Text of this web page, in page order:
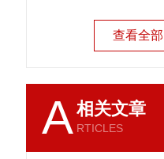
查看全部
A相关文章
RTICLES